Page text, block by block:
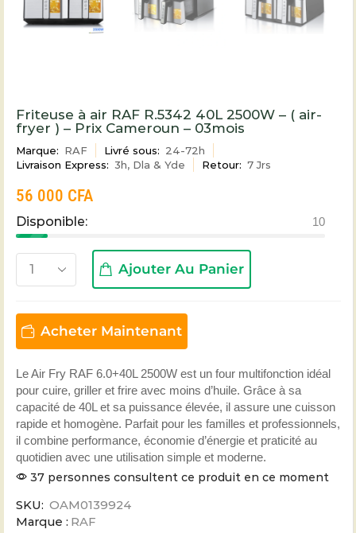
Friteuse à air RAF R.5342 40L 2500W – ( air-
fryer ) – Prix Cameroun – 03mois
Marque: RAF Livré sous: 24-72h
Livraison Express: 3h, Dla & Yde Retour: 7 Jrs
56 000 CFA
Disponible: 10
Ajouter Au Panier
Acheter Maintenant
Le Air Fry RAF 6.0+40L 2500W est un four multifonction idéal
pour cuire, griller et frire avec moins d’huile. Grâce à sa
capacité de 40L et sa puissance élevée, il assure une cuisson
rapide et homogène. Parfait pour les familles et professionnels,
il combine performance, économie d’énergie et praticité au
quotidien avec une utilisation simple et moderne.
37 personnes consultent ce produit en ce moment
SKU: OAM0139924
Marque : RAF